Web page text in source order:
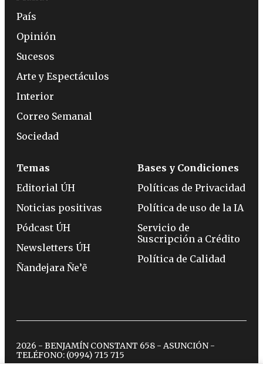
País
Opinión
Sucesos
Arte y Espectáculos
Interior
Correo Semanal
Sociedad
Temas
Editorial ÚH
Noticias positivas
Pódcast ÚH
Newsletters ÚH
Ñandejara Ñe’ẽ
Bases y Condiciones
Políticas de Privacidad
Política de uso de la IA
Servicio de
Suscripción a Crédito
Política de Calidad
2026 - BENJAMÍN CONSTANT 658 - ASUNCIÓN -
TELÉFONO: (0994) 715 715